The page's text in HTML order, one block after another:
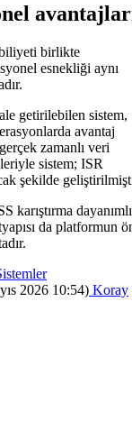
birlikte
esnekliği aynı
getirilebilen sistem,
avantaj
zamanlı veri
sistem; ISR
şekilde
karıştırma dayanımlı
da platformun
2026 10:54) Koray